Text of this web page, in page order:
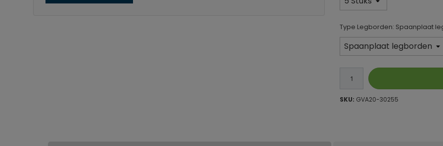
Type Legborden: Spaanplaat
SKU: GVA20-30255